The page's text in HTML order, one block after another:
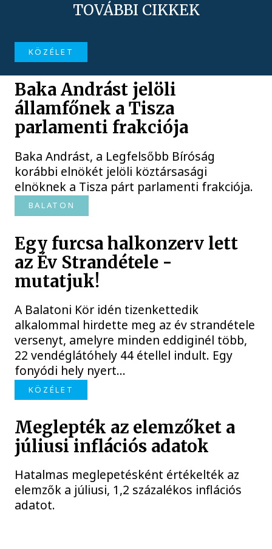
TOVÁBBI CIKKEK
KÖZÉLET
Baka Andrást jelöli
államfőnek a Tisza
parlamenti frakciója
Baka Andrást, a Legfelsőbb Bíróság
korábbi elnökét jelöli köztársasági
elnöknek a Tisza párt parlamenti frakciója.
BALATON
Egy furcsa halkonzerv lett
az Év Strandétele -
mutatjuk!
A Balatoni Kör idén tizenkettedik
alkalommal hirdette meg az év strandétele
versenyt, amelyre minden eddiginél több,
22 vendéglátóhely 44 étellel indult. Egy
fonyódi hely nyert...
KÖZÉLET
Meglepték az elemzőket a
júliusi inflációs adatok
Hatalmas meglepetésként értékelték az
elemzők a júliusi, 1,2 százalékos inflációs
adatot.